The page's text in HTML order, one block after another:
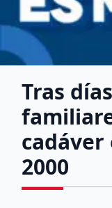
Tras
2000